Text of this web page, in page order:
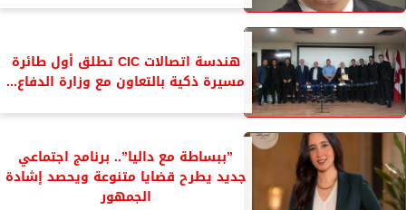
هندسة اتصالات CIC تطلق أول طائرة
مسيرة ذكية بالتعاون مع وزارة الدفاع...
”ببساطة مع داليا”.. برنامج اجتماعي
جديد يطرح قضايا متنوعة ويحصد إشادة
الجمهور